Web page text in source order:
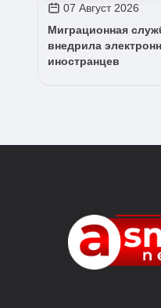
07 Август 2026
Миграционная
внедрила
иностранцев